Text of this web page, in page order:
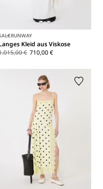
RUNWAY
Kleid aus Viskose
€ 710,00 €